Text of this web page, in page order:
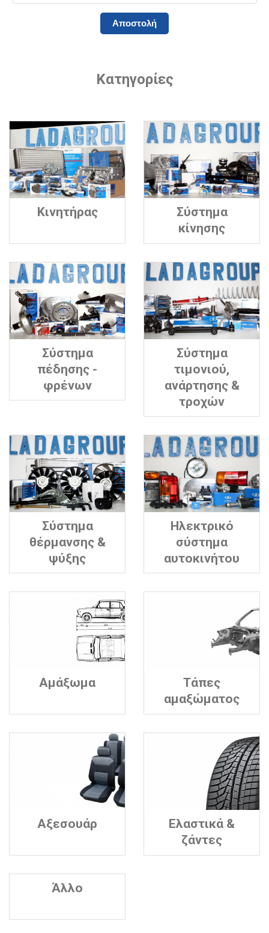
Κατηγορίες
Κινητήρας
Σύστημα
κίνησης
Σύστημα
πέδησης -
φρένων
Σύστημα
τιμονιού,
ανάρτησης &
τροχών
Σύστημα
θέρμανσης &
ψύξης
Ηλεκτρικό
σύστημα
αυτοκινήτου
Αμάξωμα
Τάπες
αμαξώματος
Αξεσουάρ
Ελαστικά &
ζάντες
Άλλο